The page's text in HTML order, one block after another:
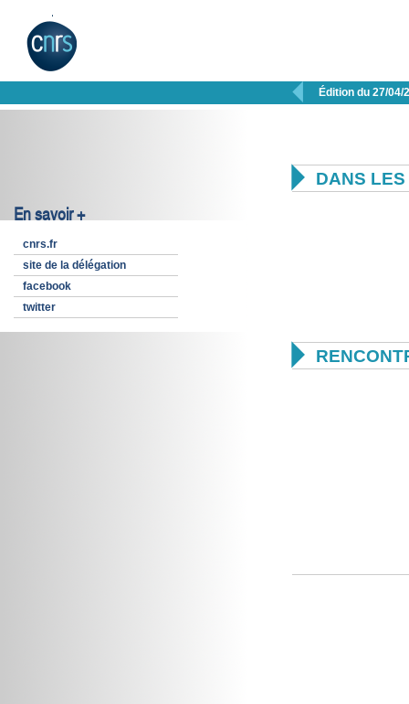
 Édition du 27/04/
En savoir +
cnrs.fr
site de la délégation
facebook
twitter
 DANS
